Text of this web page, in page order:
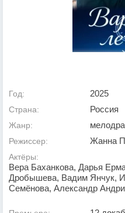
Год: 2025
Страна: Россия
Жанр:
Режиссер: Жанна
Актёры:
Вера Баханкова, Дарья
Дробышева, Вадим Янчук,
Семёнова, Александр